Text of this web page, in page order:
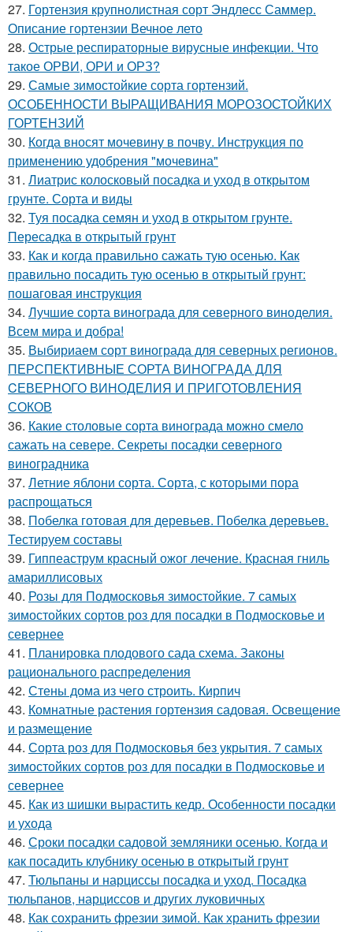
27. Гортензия крупнолистная сорт Эндлесс Саммер.
Описание гортензии Вечное лето
28. Острые респираторные вирусные инфекции. Что
такое ОРВИ, ОРИ и ОРЗ?
29. Самые зимостойкие сорта гортензий.
ОСОБЕННОСТИ ВЫРАЩИВАНИЯ МОРОЗОСТОЙКИХ
ГОРТЕНЗИЙ
30. Когда вносят мочевину в почву. Инструкция по
применению удобрения "мочевина"
31. Лиатрис колосковый посадка и уход в открытом
грунте. Сорта и виды
32. Туя посадка семян и уход в открытом грунте.
Пересадка в открытый грунт
33. Как и когда правильно сажать тую осенью. Как
правильно посадить тую осенью в открытый грунт:
пошаговая инструкция
34. Лучшие сорта винограда для северного виноделия.
Всем мира и добра!
35. Выбириаем сорт винограда для северных регионов.
ПЕРСПЕКТИВНЫЕ СОРТА ВИНОГРАДА ДЛЯ
CЕВЕРНОГО ВИНОДЕЛИЯ И ПРИГОТОВЛЕНИЯ
СОКОВ
36. Какие столовые сорта винограда можно смело
сажать на севере. Секреты посадки северного
виноградника
37. Летние яблони сорта. Сорта, с которыми пора
распрощаться
38. Побелка готовая для деревьев. Побелка деревьев.
Тестируем составы
39. Гиппеаструм красный ожог лечение. Красная гниль
амариллисовых
40. Розы для Подмосковья зимостойкие. 7 самых
зимостойких сортов роз для посадки в Подмосковье и
севернее
41. Планировка плодового сада схема. Законы
рационального распределения
42. Стены дома из чего строить. Кирпич
43. Комнатные растения гортензия садовая. Освещение
и размещение
44. Сорта роз для Подмосковья без укрытия. 7 самых
зимостойких сортов роз для посадки в Подмосковье и
севернее
45. Как из шишки вырастить кедр. Особенности посадки
и ухода
46. Сроки посадки садовой земляники осенью. Когда и
как посадить клубнику осенью в открытый грунт
47. Тюльпаны и нарциссы посадка и уход. Посадка
тюльпанов, нарциссов и других луковичных
48. Как сохранить фрезии зимой. Как хранить фрезии